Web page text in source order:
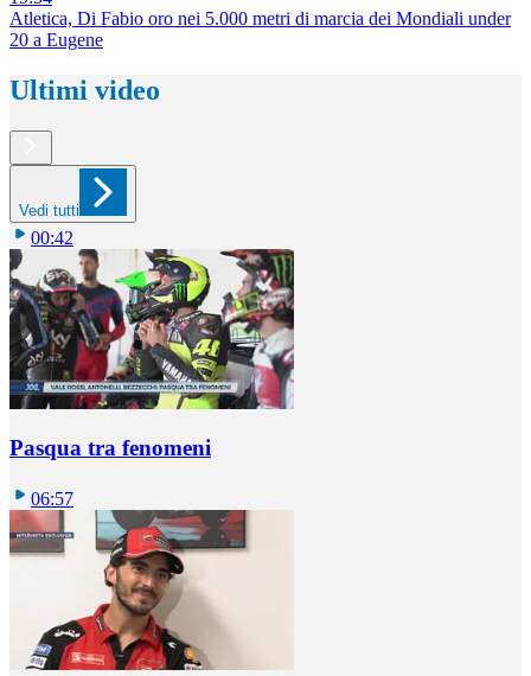
Atletica, Di Fabio oro nei 5.000 metri di marcia dei Mondiali under
20 a Eugene
Ultimi video
Vedi tutti
00:42
Pasqua tra fenomeni
06:57